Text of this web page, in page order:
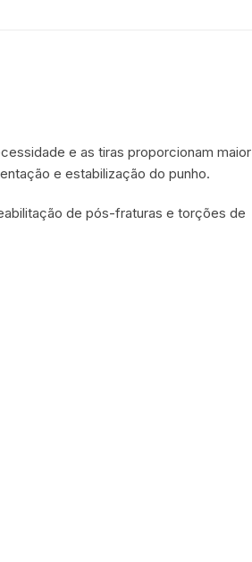
e as tiras proporcionam maior
e estabilização do punho.
de pós-fraturas e torções de